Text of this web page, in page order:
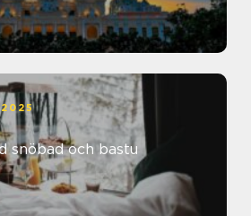
snöbad och bastu